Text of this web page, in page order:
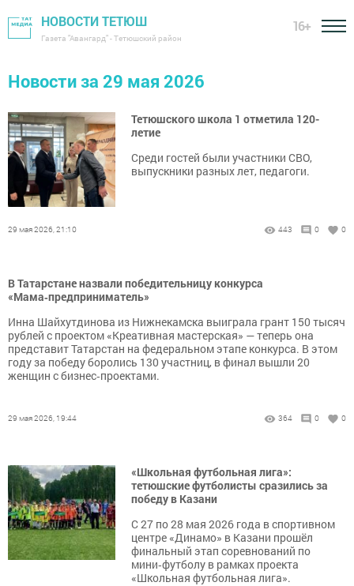
НОВОСТИ ТЕТЮШ
Газета "Авангард" - Тетюшский район
16+
Новости за 29 мая 2026
Тетюшского школа 1 отметила 120-
летие
Среди гостей были участники СВО,
выпускники разных лет, педагоги.
29 мая 2026, 21:10 443 0 0
В Татарстане назвали победительницу конкурса
«Мама‑предприниматель»
Инна Шайхутдинова из Нижнекамска выиграла грант 150 тысяч
рублей с проектом «Креативная мастерская» — теперь она
представит Татарстан на федеральном этапе конкурса. В этом
году за победу боролись 130 участниц, в финал вышли 20
женщин с бизнес‑проектами.
29 мая 2026, 19:44 364 0 0
«Школьная футбольная лига»:
тетюшские футболисты сразились за
победу в Казани
С 27 по 28 мая 2026 года в спортивном
центре «Динамо» в Казани прошёл
финальный этап соревнований по
мини‑футболу в рамках проекта
«Школьная футбольная лига».